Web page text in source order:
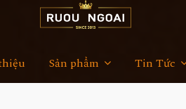
Sản phẩm Tin Tức